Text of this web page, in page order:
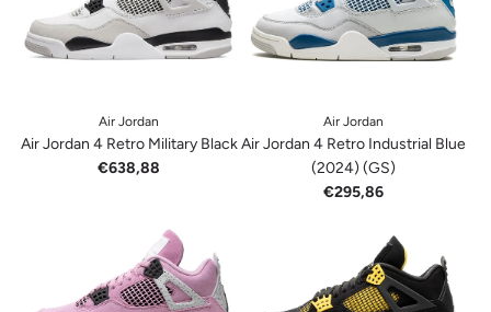
Air Jordan
Air Jordan 4 Retro Military Black
€638,88
Air Jordan
Air Jordan 4 Retro Industrial Blue
(2024) (GS)
€295,86